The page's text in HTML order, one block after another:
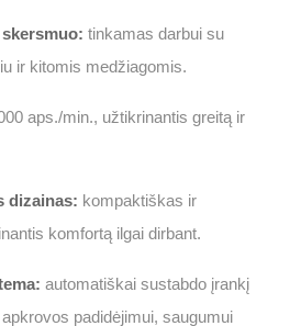
tinkamas darbui su
ir kitomis medžiagomis.
aps./min., užtikrinantis greitą ir
dizainas: kompaktiškas ir
komfortą ilgai dirbant.
automatiškai sustabdo įrankį
padidėjimui, saugumui